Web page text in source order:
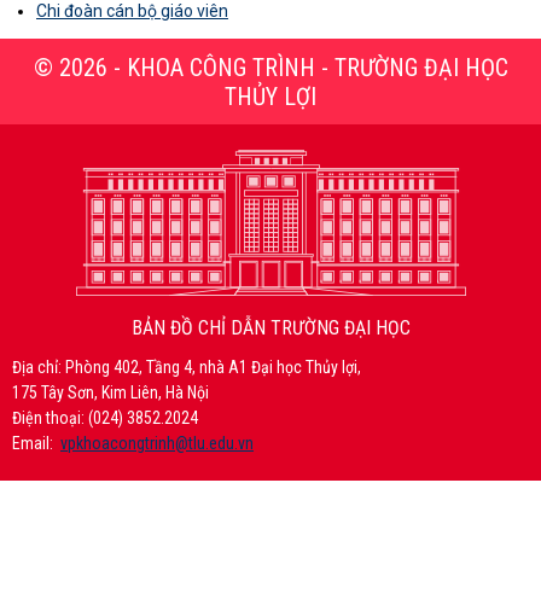
Chi đoàn cán bộ giáo viên
© 2026 - KHOA CÔNG TRÌNH - TRƯỜNG ĐẠI HỌC
THỦY LỢI
BẢN ĐỒ CHỈ DẪN TRƯỜNG ĐẠI HỌC
Địa chỉ: Phòng 402, Tầng 4, nhà A1 Đại học Thủy lợi,
175 Tây Sơn, Kim Liên, Hà Nội
Điện thoại: (024) 3852.2024
Email: vpkhoacongtrinh@tlu.edu.vn